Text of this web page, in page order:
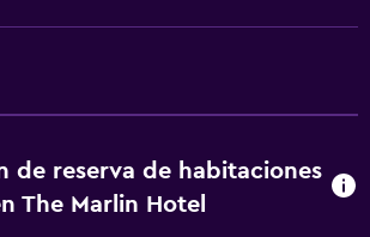
de reserva de habitaciones
The Marlin Hotel